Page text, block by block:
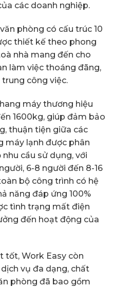
các doanh nghiệp.
phòng có cấu trúc 10
thiết kế theo phong
nhà mang đến cho
làm việc thoáng đãng,
công việc.
máy thương hiệu
1600kg, giúp đảm bảo
thuận tiện giữa các
máy lạnh được phân
cầu sử dụng, với
6-8 người đến 8-16
bộ công trình có hệ
năng đáp ứng 100%
tình trạng mất điện
đến hoạt động của
tốt, Work Easy còn
vụ đa dạng, chất
phòng đã bao gồm